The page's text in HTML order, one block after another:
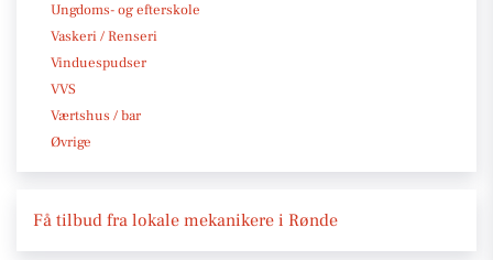
Ungdoms- og efterskole
Vaskeri / Renseri
Vinduespudser
VVS
Værtshus / bar
Øvrige
Få tilbud fra lokale mekanikere i Rønde